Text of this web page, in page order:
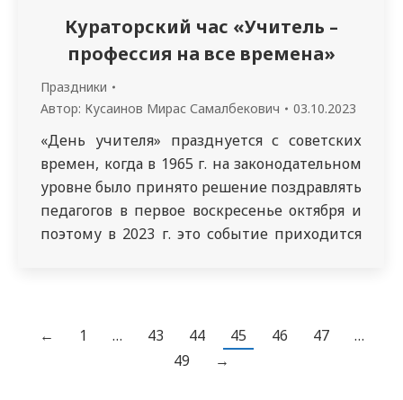
Кураторский час «Учитель –
профессия на все времена»
Праздники
Автор: Кусаинов Мирас Самалбекович 03.10.2023
«День учителя» празднуется с советских
времен, когда в 1965 г. на законодательном
уровне было принято решение поздравлять
педагогов в первое воскресенье октября и
поэтому в 2023 г. это событие приходится
«Учитель – профессия на все…
← 1 … 43 44 45 46 47
…
49
→